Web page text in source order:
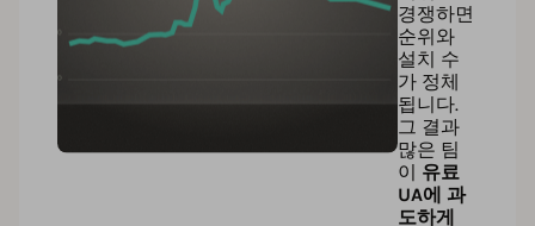
경쟁하면
순위와
설치 수
가 정체
됩니다.
그 결과
많은 팀
이 유료
UA에 과
도하게